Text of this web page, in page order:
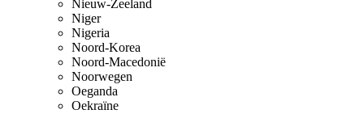
Nieuw-Zeeland
Niger
Nigeria
Noord-Korea
Noord-Macedonië
Noorwegen
Oeganda
Oekraïne